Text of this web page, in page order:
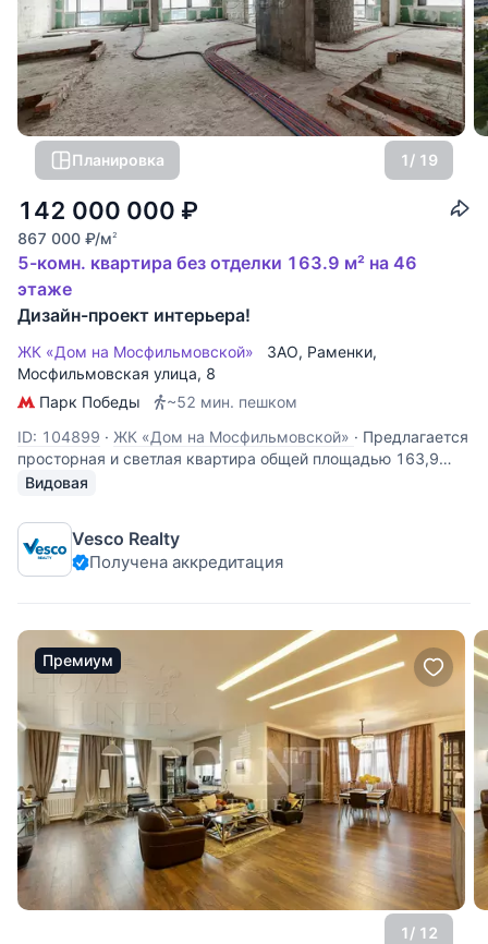
Планировка 1/ 19
142 000 000 ₽
867 000 ₽/м2
5-комн. квартира без отделки 163.9 м² на 46
этаже
Дизайн-проект интерьера!
ЖК «Дом на Мосфильмовской» ЗАО, Раменки,
Мосфильмовская улица, 8
Парк Победы
~52 мин. пешком
ID: 104899 · ЖК «Дом на Мосфильмовской» · Предлагается
просторная и светлая квартира общей площадью 163,9
кв.м на 46 этаже в корпусе «А» ЖК «Дом на
свободной планировки. Имеется авторский дизайн-проект!
Квартира с панорамными окнами и
Видовая
Vesco Realty
Получена аккредитация
Премиум
1/ 12